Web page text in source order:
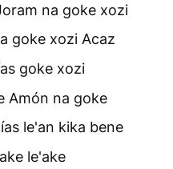
na goke xozi
goke xozi Acaz
goke xozi
Amón na goke
le'an kika bene
le'ake